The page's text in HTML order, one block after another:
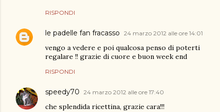
RISPONDI
le padelle fan fracasso 24 marzo 2012 alle ore 14:01
vengo a vedere e poi qualcosa penso di poterti
regalare !! grazie di cuore e buon week end
RISPONDI
speedy70 24 marzo 2012 alle ore 17:40
che splendida ricettina, grazie cara!!!